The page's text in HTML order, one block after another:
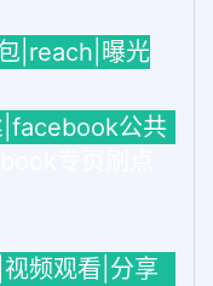
|reach|曝光
公共
频观看|分享